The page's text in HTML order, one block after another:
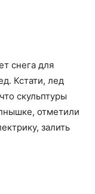
снега для
Кстати, лед
скульптуры
отметили
залить